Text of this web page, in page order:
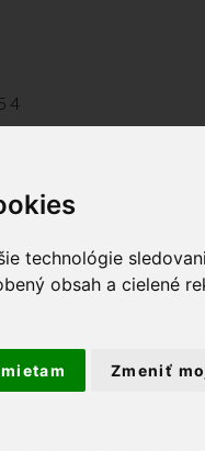
technológie
obsah a cielené
Zmeniť